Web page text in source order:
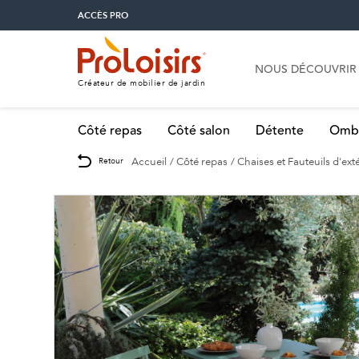
ACCÈS PRO
Créateur de mobilier de jardin
NOUS DÉCOUVRIR
Côté repas Côté salon Détente
Retour Accueil Côté repas Chaises et Fauteuils